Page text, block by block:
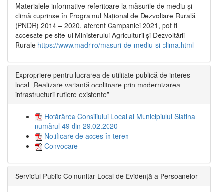
Materialele informative referitoare la măsurile de mediu și
climă cuprinse în Programul Național de Dezvoltare Rurală
(PNDR) 2014 – 2020, aferent Campaniei 2021, pot fi
accesate pe site-ul Ministerului Agriculturii și Dezvoltării
Rurale https://www.madr.ro/masuri-de-mediu-si-clima.html
Expropriere pentru lucrarea de utilitate publică de interes
local „Realizare variantă ocolitoare prin modernizarea
infrastructurii rutiere existente”
Hotărârea Consiliului Local al Municipiului Slatina
numărul 49 din 29.02.2020
Notificare de acces în teren
Convocare
Serviciul Public Comunitar Local de Evidență a Persoanelor